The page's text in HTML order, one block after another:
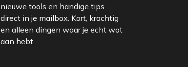
nieuwe tools en handige tips
direct in je mailbox. Kort, krachtig
en alleen dingen waar je echt wat
aan hebt.